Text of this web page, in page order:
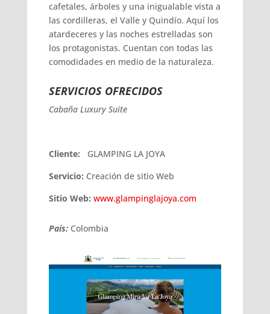
cafetales, árboles y una inigualable vista a
las cordilleras, el Valle y Quindío. Aquí los
atardeceres y las noches estrelladas son
los protagonistas. Cuentan con todas las
comodidades en medio de la naturaleza.
SERVICIOS OFRECIDOS
Cabaña Luxury Suite
Cliente: GLAMPING LA JOYA
Servicio: Creación de sitio Web
Sitio Web: www.glampinglajoya.com
País: Colombia